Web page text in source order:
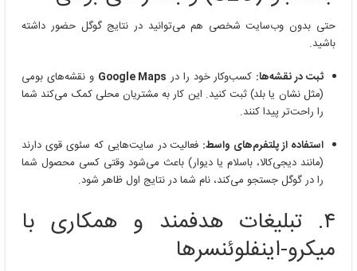
حتی بدون وب‌سایت شخصی هم می‌توانید در نتایج گوگل حضور داشته
باشید.
ثبت در نقشه‌ها: کسب‌وکار خود را در Google Maps و نقشه‌های بومی
(مثل نشان یا بلد) ثبت کنید. این کار به مشتریان محلی کمک می‌کند شما
را راحت‌تر پیدا کنند.
استفاده از پلتفرم‌های واسط: فعالیت در سایت‌هایی که سئوی قوی دارند
(مانند دیجی‌کالا، باسلام یا دیوار) باعث می‌شود وقتی کسی محصول شما
را در گوگل جستجو می‌کند، نام شما در نتایج اول ظاهر شود.
۴. تبلیغات هدفمند و همکاری با
میکرو-اینفلوئنسرها